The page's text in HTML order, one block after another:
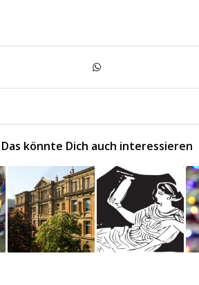
Das könnte Dich auch interessieren